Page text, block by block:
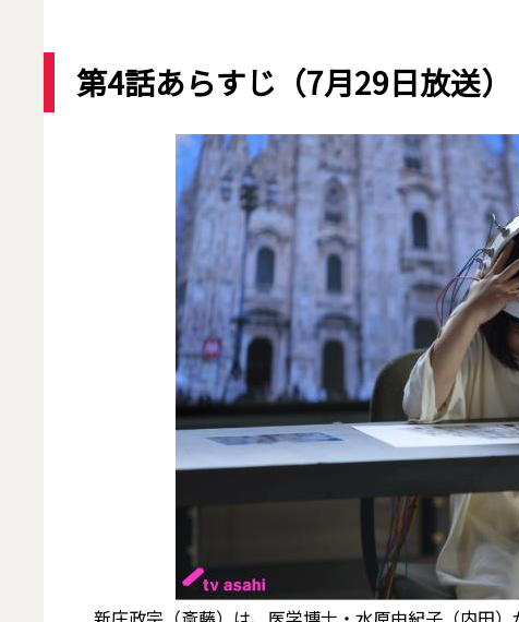
第4話あらすじ（7月29日放送）